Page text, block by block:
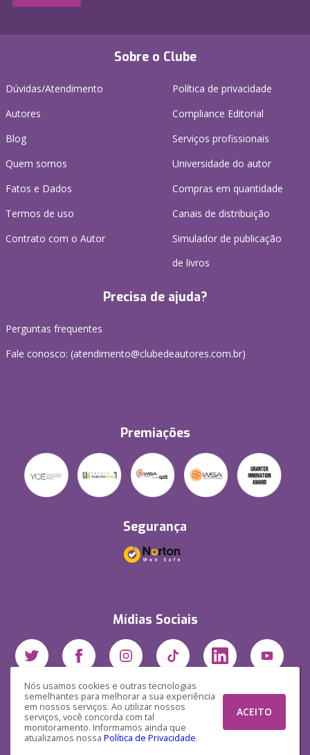
Nós usamos cookies e outras tecnologias
semelhantes para melhorar a sua experiência
em nossos serviços. Ao utilizar nossos
serviços, você concorda com tal
monitoramento. Informamos ainda que
atualizamos nossa Política de Privacidade.
ACEITO
Sobre o Clube
Dúvidas/Atendimento
Autores
Blog
Quem somos
Fatos e Dados
Termos de uso
Contrato com o Autor
Política de privacidade
Compliance Editorial
Serviços profissionais
Universidade do autor
Compras em quantidade
Canais de distribuição
Simulador de publicação
de livros
Precisa de ajuda?
Perguntas frequentes
Fale conosco: (atendimento@clubedeautores.com.br)
Premiações
Segurança
Mídias Sociais